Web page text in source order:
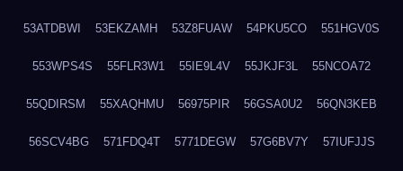
53ATDBWI 53EKZAMH 53Z8FUAW 54PKU5CO 551HGV0S
553WPS4S 55FLR3W1 55IE9L4V 55JKJF3L 55NCOA72
55QDIRSM 55XAQHMU 56975PIR 56GSA0U2 56QN3KEB
56SCV4BG 571FDQ4T 5771DEGW 57G6BV7Y 57IUFJJS